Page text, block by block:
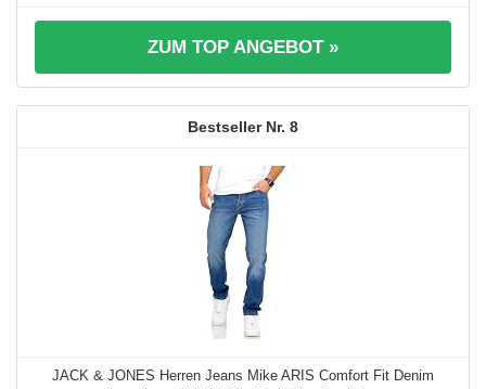
ZUM TOP ANGEBOT »
8
JACK & JONES Herren Jeans Mike ARIS Comfort Fit Denim